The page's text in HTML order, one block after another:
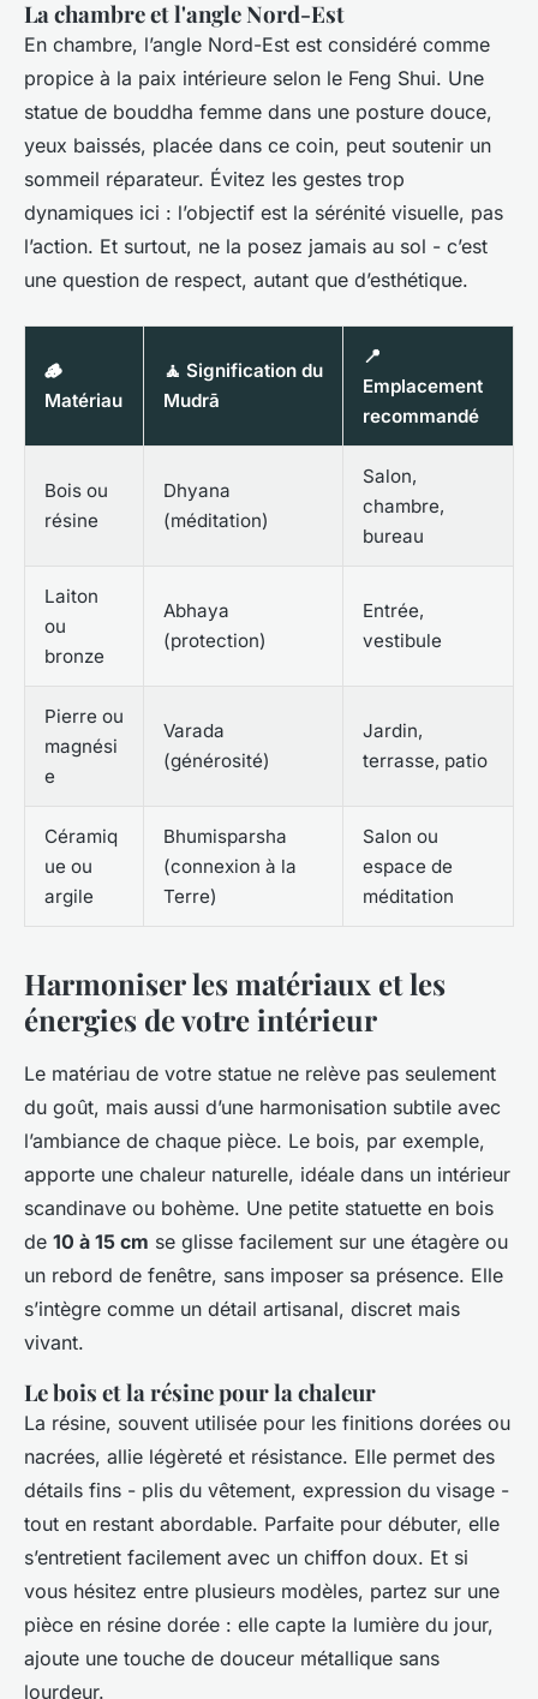
La chambre et l'angle Nord-Est
En chambre, l’angle Nord-Est est considéré comme
propice à la paix intérieure selon le Feng Shui. Une
statue de bouddha femme dans une posture douce,
yeux baissés, placée dans ce coin, peut soutenir un
sommeil réparateur. Évitez les gestes trop
dynamiques ici : l’objectif est la sérénité visuelle, pas
l’action. Et surtout, ne la posez jamais au sol - c’est
une question de respect, autant que d’esthétique.
🪵
Matériau
🧘 Signification du
Mudrā
📍
Emplacement
recommandé
Bois ou
résine
Dhyana
(méditation)
Salon,
chambre,
bureau
Laiton
ou
bronze
Abhaya
(protection)
Entrée,
vestibule
Pierre ou
magnési
e
Varada
(générosité)
Jardin,
terrasse, patio
Céramiq
ue ou
argile
Bhumisparsha
(connexion à la
Terre)
Salon ou
espace de
méditation
Harmoniser les matériaux et les
énergies de votre intérieur
Le matériau de votre statue ne relève pas seulement
du goût, mais aussi d’une harmonisation subtile avec
l’ambiance de chaque pièce. Le bois, par exemple,
apporte une chaleur naturelle, idéale dans un intérieur
scandinave ou bohème. Une petite statuette en bois
de 10 à 15 cm se glisse facilement sur une étagère ou
un rebord de fenêtre, sans imposer sa présence. Elle
s’intègre comme un détail artisanal, discret mais
vivant.
Le bois et la résine pour la chaleur
La résine, souvent utilisée pour les finitions dorées ou
nacrées, allie légèreté et résistance. Elle permet des
détails fins - plis du vêtement, expression du visage -
tout en restant abordable. Parfaite pour débuter, elle
s’entretient facilement avec un chiffon doux. Et si
vous hésitez entre plusieurs modèles, partez sur une
pièce en résine dorée : elle capte la lumière du jour,
ajoute une touche de douceur métallique sans
lourdeur.